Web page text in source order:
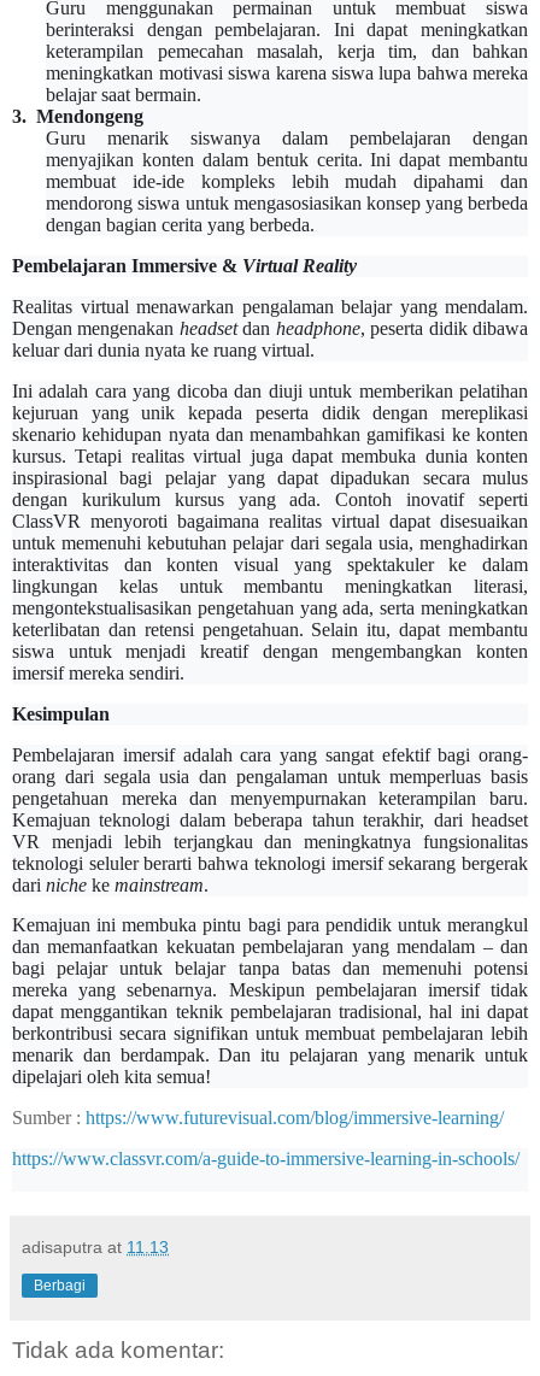
Guru menggunakan permainan untuk membuat siswa
berinteraksi dengan pembelajaran. Ini dapat meningkatkan
keterampilan pemecahan masalah, kerja tim, dan bahkan
meningkatkan motivasi siswa karena siswa lupa bahwa mereka
belajar saat bermain.
3. Mendongeng
Guru menarik siswanya dalam pembelajaran dengan
menyajikan konten dalam bentuk cerita. Ini dapat membantu
membuat ide-ide kompleks lebih mudah dipahami dan
mendorong siswa untuk mengasosiasikan konsep yang berbeda
dengan bagian cerita yang berbeda.
Pembelajaran Immersive & Virtual Reality
Realitas virtual menawarkan pengalaman belajar yang mendalam.
Dengan mengenakan headsetdan headphone, peserta didik dibawa
keluar dari dunia nyata ke ruang virtual.
Ini adalah cara yang dicoba dan diuji untuk memberikan pelatihan
kejuruan yang unik kepada peserta didik dengan mereplikasi
skenario kehidupan nyata dan menambahkan gamifikasi ke konten
kursus. Tetapi realitas virtual juga dapat membuka dunia konten
inspirasional bagi pelajar yang dapat dipadukan secara mulus
dengan kurikulum kursus yang ada. Contoh inovatif seperti
ClassVR menyoroti bagaimana realitas virtual dapat disesuaikan
untuk memenuhi kebutuhan pelajar dari segala usia, menghadirkan
interaktivitas dan konten visual yang spektakuler ke dalam
lingkungan kelas untuk membantu meningkatkan literasi,
mengontekstualisasikan pengetahuan yang ada, serta meningkatkan
keterlibatan dan retensi pengetahuan. Selain itu, dapat membantu
siswa untuk menjadi kreatif dengan mengembangkan konten
imersif mereka sendiri.
Kesimpulan
Pembelajaran imersif adalah cara yang sangat efektif bagi orang-
orang dari segala usia dan pengalaman untuk memperluas basis
pengetahuan mereka dan menyempurnakan keterampilan baru.
Kemajuan teknologi dalam beberapa tahun terakhir, dari headset
VR menjadi lebih terjangkau dan meningkatnya fungsionalitas
teknologi seluler berarti bahwa teknologi imersif sekarang bergerak
dari niche ke mainstream.
Kemajuan ini membuka pintu bagi para pendidik untuk merangkul
dan memanfaatkan kekuatan pembelajaran yang mendalam – dan
bagi pelajar untuk belajar tanpa batas dan memenuhi potensi
mereka yang sebenarnya. Meskipun pembelajaran imersif tidak
dapat menggantikan teknik pembelajaran tradisional, hal ini dapat
berkontribusi secara signifikan untuk membuat pembelajaran lebih
menarik dan berdampak. Dan itu pelajaran yang menarik untuk
dipelajari oleh kita semua!
Sumber : https://www.futurevisual.com/blog/immersive-learning/
https://www.classvr.com/a-guide-to-immersive-learning-in-schools/
adisaputra at 11.13
Berbagi
Tidak ada komentar: